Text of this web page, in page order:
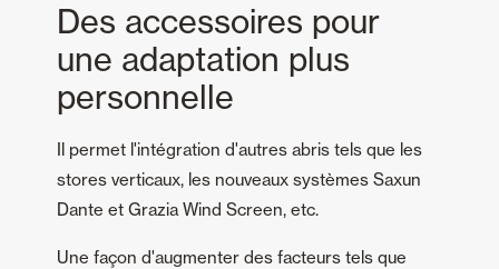
Des accessoires pour
une adaptation plus
personnelle
Il permet l'intégration d'autres abris tels que les
stores verticaux, les nouveaux systèmes Saxun
Dante et Grazia Wind Screen, etc.
Une façon d'augmenter des facteurs tels que